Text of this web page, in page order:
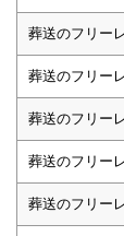
葬送のフリー
葬送のフリー
葬送のフリー
葬送のフリー
葬送のフリー